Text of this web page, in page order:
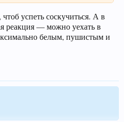
успеть соскучиться. А в
реакция — можно уехать в
белым, пушистым и